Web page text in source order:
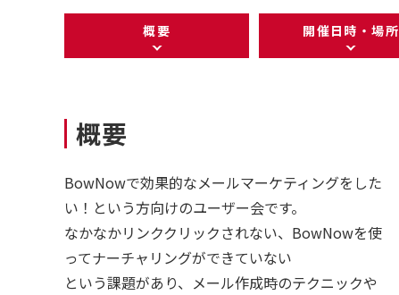
概要 開催日時・場所
概要
BowNowで効果的なメールマーケティングをした
い！という方向けのユーザー会です。
なかなかリンククリックされない、BowNowを使
ってナーチャリングができていない
という課題があり、メール作成時のテクニックや